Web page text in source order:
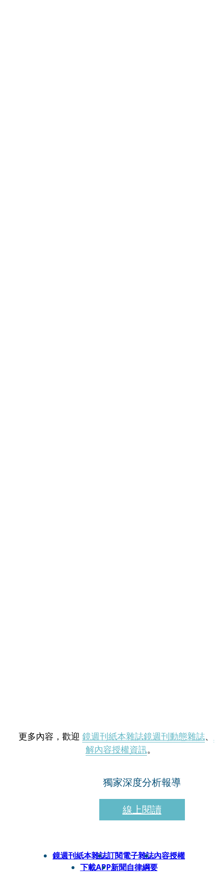
更多內容，歡迎 鏡週刊紙本雜誌鏡週刊動態雜誌、
解內容授權資訊。
獨家深度分析報導
線上閱讀
鏡週刊紙本雜誌訂閱電子雜誌內容授權
下載APP新聞自律綱要